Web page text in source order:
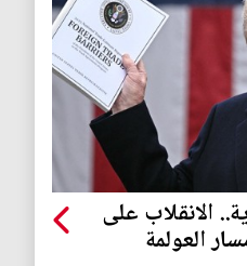
الانقلاب على
العولمة